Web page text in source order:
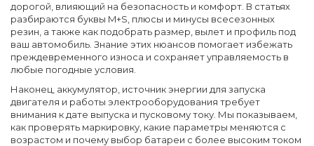
дорогой, влияющий на безопасность и комфорт . В статьях
разбираются буквы M+S, плюсы и минусы всесезонных
резин, а также как подобрать размер, вылет и профиль под
ваш автомобиль. Знание этих нюансов помогает избежать
преждевременного износа и сохраняет управляемость в
любые погодные условия.
Наконец, аккумулятор источник энергии для запуска
двигателя и работы электрооборудования требует
внимания к дате выпуска и пусковому току. Мы показываем,
как проверять маркировку, какие параметры меняются с
возрастом и почему выбор батареи с более высоким током